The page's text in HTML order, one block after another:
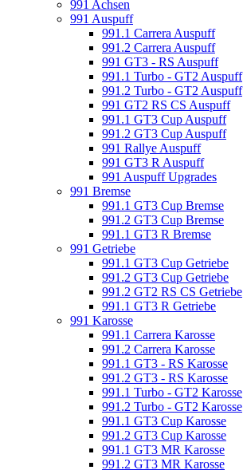
991 Achsen
991 Auspuff
991.1 Carrera Auspuff
991.2 Carrera Auspuff
991 GT3 - RS Auspuff
991.1 Turbo - GT2 Auspuff
991.2 Turbo - GT2 Auspuff
991 GT2 RS CS Auspuff
991.1 GT3 Cup Auspuff
991.2 GT3 Cup Auspuff
991 Rallye Auspuff
991 GT3 R Auspuff
991 Auspuff Upgrades
991 Bremse
991.1 GT3 Cup Bremse
991.2 GT3 Cup Bremse
991.1 GT3 R Bremse
991 Getriebe
991.1 GT3 Cup Getriebe
991.2 GT3 Cup Getriebe
991.2 GT2 RS CS Getriebe
991.1 GT3 R Getriebe
991 Karosse
991.1 Carrera Karosse
991.2 Carrera Karosse
991.1 GT3 - RS Karosse
991.2 GT3 - RS Karosse
991.1 Turbo - GT2 Karosse
991.2 Turbo - GT2 Karosse
991.1 GT3 Cup Karosse
991.2 GT3 Cup Karosse
991.1 GT3 MR Karosse
991.2 GT3 MR Karosse